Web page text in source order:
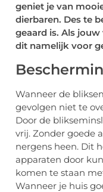
geniet je van
dierbaren. Des te
geaard is. Als
dit namelijk voor
Wanneer de
gevolgen niet te
Door de
vrij. Zonder goede
nergens heen. Dit
apparaten door
komen te staan
Wanneer je huis